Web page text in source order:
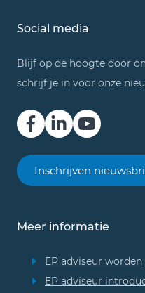
Social media
Blijf op de hoogte door
schrijf je in voor onze
Inschrijven
Meer informatie
EP adviseur worden
EP adviseur